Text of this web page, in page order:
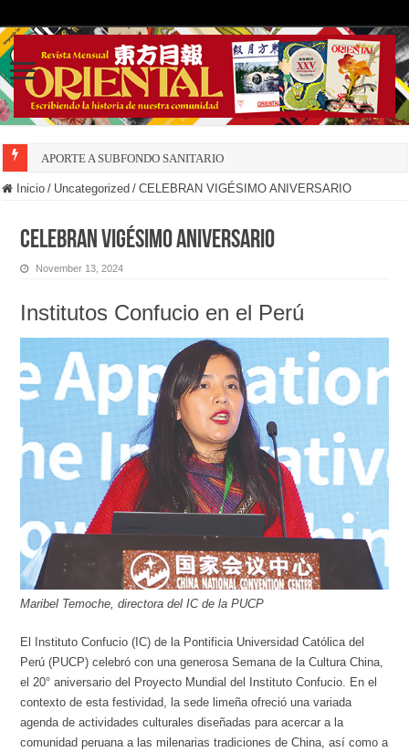
APORTE A SUBFONDO SANITARIO
Inicio / Uncategorized / CELEBRAN VIGÉSIMO ANIVERSARIO
CELEBRAN VIGÉSIMO ANIVERSARIO
November 13, 2024
Institutos Confucio en el Perú
Maribel Temoche, directora del IC de la PUCP
El Instituto Confucio (IC) de la Pontificia Universidad Católica del
Perú (PUCP) celebró con una generosa Semana de la Cultura China,
el 20° aniversario del Proyecto Mundial del Instituto Confucio. En el
contexto de esta festividad, la sede limeña ofreció una variada
agenda de actividades culturales diseñadas para acercar a la
comunidad peruana a las milenarias tradiciones de China, así como a